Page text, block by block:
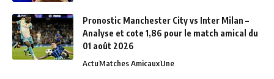
Pronostic Manchester City vs Inter Milan –
Analyse et cote 1,86 pour le match amical du
01 août 2026
ActuMatches AmicauxUne